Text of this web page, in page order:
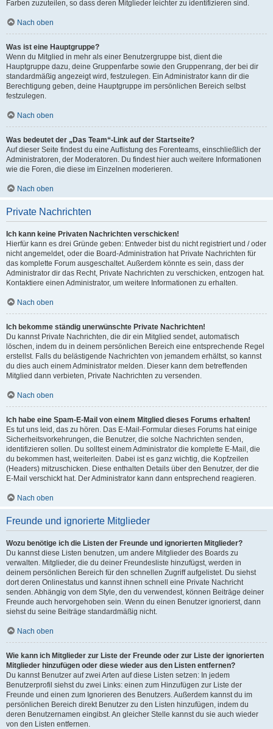
Farben zuzuteilen, so dass deren Mitglieder leichter zu identifizieren sind.
Nach oben
Was ist eine Hauptgruppe?
Wenn du Mitglied in mehr als einer Benutzergruppe bist, dient die
Hauptgruppe dazu, deine Gruppenfarbe sowie den Gruppenrang, der bei dir
standardmäßig angezeigt wird, festzulegen. Ein Administrator kann dir die
Berechtigung geben, deine Hauptgruppe im persönlichen Bereich selbst
festzulegen.
Nach oben
Was bedeutet der „Das Team“-Link auf der Startseite?
Auf dieser Seite findest du eine Auflistung des Forenteams, einschließlich der
Administratoren, der Moderatoren. Du findest hier auch weitere Informationen
wie die Foren, die diese im Einzelnen moderieren.
Nach oben
Private Nachrichten
Ich kann keine Privaten Nachrichten verschicken!
Hierfür kann es drei Gründe geben: Entweder bist du nicht registriert und / oder
nicht angemeldet, oder die Board-Administration hat Private Nachrichten für
das komplette Forum ausgeschaltet. Außerdem könnte es sein, dass der
Administrator dir das Recht, Private Nachrichten zu verschicken, entzogen hat.
Kontaktiere einen Administrator, um weitere Informationen zu erhalten.
Nach oben
Ich bekomme ständig unerwünschte Private Nachrichten!
Du kannst Private Nachrichten, die dir ein Mitglied sendet, automatisch
löschen, indem du in deinem persönlichen Bereich eine entsprechende Regel
erstellst. Falls du belästigende Nachrichten von jemandem erhältst, so kannst
du dies auch einem Administrator melden. Dieser kann dem betreffenden
Mitglied dann verbieten, Private Nachrichten zu versenden.
Nach oben
Ich habe eine Spam-E-Mail von einem Mitglied dieses Forums erhalten!
Es tut uns leid, das zu hören. Das E-Mail-Formular dieses Forums hat einige
Sicherheitsvorkehrungen, die Benutzer, die solche Nachrichten senden,
identifizieren sollen. Du solltest einem Administrator die komplette E-Mail, die
du bekommen hast, weiterleiten. Dabei ist es ganz wichtig, die Kopfzeilen
(Headers) mitzuschicken. Diese enthalten Details über den Benutzer, der die
E-Mail verschickt hat. Der Administrator kann dann entsprechend reagieren.
Nach oben
Freunde und ignorierte Mitglieder
Wozu benötige ich die Listen der Freunde und ignorierten Mitglieder?
Du kannst diese Listen benutzen, um andere Mitglieder des Boards zu
verwalten. Mitglieder, die du deiner Freundesliste hinzufügst, werden in
deinem persönlichen Bereich für den schnellen Zugriff aufgelistet. Du siehst
dort deren Onlinestatus und kannst ihnen schnell eine Private Nachricht
senden. Abhängig von dem Style, den du verwendest, können Beiträge deiner
Freunde auch hervorgehoben sein. Wenn du einen Benutzer ignorierst, dann
siehst du seine Beiträge standardmäßig nicht.
Nach oben
Wie kann ich Mitglieder zur Liste der Freunde oder zur Liste der ignorierten
Mitglieder hinzufügen oder diese wieder aus den Listen entfernen?
Du kannst Benutzer auf zwei Arten auf diese Listen setzen: In jedem
Benutzerprofil siehst du zwei Links: einen zum Hinzufügen zur Liste der
Freunde und einen zum Ignorieren des Benutzers. Außerdem kannst du im
persönlichen Bereich direkt Benutzer zu den Listen hinzufügen, indem du
deren Benutzernamen eingibst. An gleicher Stelle kannst du sie auch wieder
von den Listen entfernen.